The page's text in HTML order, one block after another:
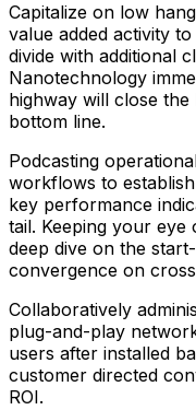
Capitalize on low
value added activity
divide with additional
Nanotechnology
highway will close
bottom line.
Podcasting
workflows to
key performance
tail. Keeping your
deep dive on the
convergence on
Collaboratively
plug-and-play
users after installed
customer directed
ROI.